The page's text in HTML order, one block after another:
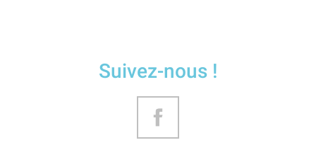
Suivez-nous !